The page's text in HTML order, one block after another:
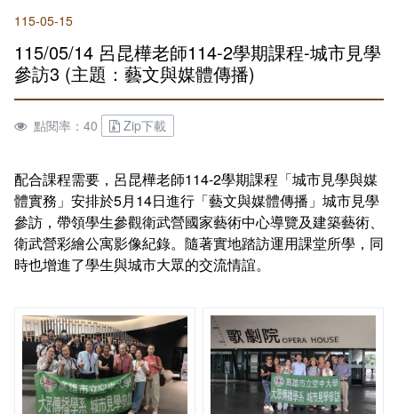
連絡系辦
諮詢信箱
課程資訊
授課大綱
課程地圖主頁
互動服務
檔案下載
系學會
115-05-15
115/05/14 呂昆樺老師114-2學期課程-城市見學
參訪3 (主題：藝文與媒體傳播)
點閱率：40 Zip下載
配合課程需要，呂昆樺老師114-2學期課程「城市見學與媒
體實務」安排於5月14日進行「藝文與媒體傳播」城市見學
參訪，帶領學生參觀衛武營國家藝術中心導覽及建築藝術、
衛武營彩繪公寓影像紀錄。隨著實地踏訪運用課堂所學，同
時也增進了學生與城市大眾的交流情誼。